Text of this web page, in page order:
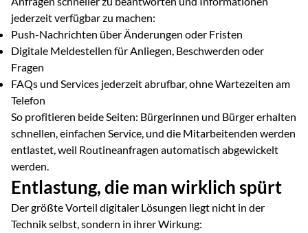
jederzeit verfügbar zu machen:
Push-Nachrichten über Änderungen oder Fristen
Digitale Meldestellen für Anliegen, Beschwerden oder
Fragen
FAQs und Services jederzeit abrufbar, ohne Wartezeiten am
Telefon
So profitieren beide Seiten: Bürgerinnen und Bürger erhalten
schnellen, einfachen Service, und die Mitarbeitenden werden
entlastet, weil Routineanfragen automatisch abgewickelt
werden.
Entlastung, die man wirklich spürt
Der größte Vorteil digitaler Lösungen liegt nicht in der
Technik selbst, sondern in ihrer Wirkung: